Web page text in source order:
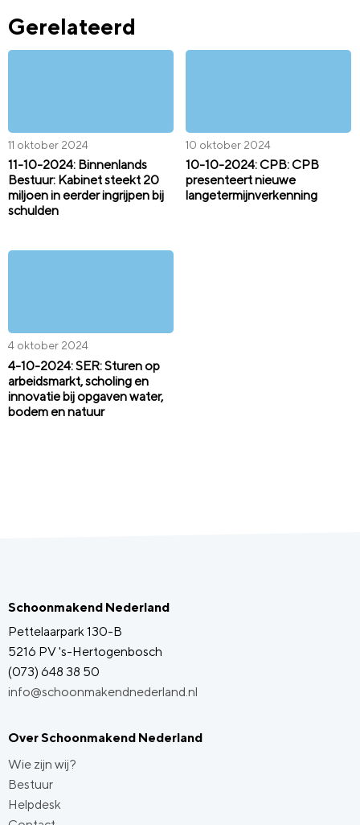
Gerelateerd
11 oktober 2024
11-10-2024: Binnenlands
Bestuur: Kabinet steekt 20
miljoen in eerder ingrijpen bij
schulden
10 oktober 2024
10-10-2024: CPB: CPB
presenteert nieuwe
langetermijnverkenning
4 oktober 2024
4-10-2024: SER: Sturen op
arbeidsmarkt, scholing en
innovatie bij opgaven water,
bodem en natuur
Schoonmakend Nederland
Pettelaarpark 130-B
5216 PV 's-Hertogenbosch
(073) 648 38 50
info@schoonmakendnederland.nl
Over Schoonmakend Nederland
Wie zijn wij?
Bestuur
Helpdesk